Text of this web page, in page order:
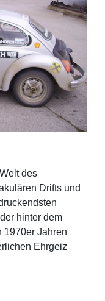
des
Drifts und
hinter dem
1970er Jahren
Ehrgeiz